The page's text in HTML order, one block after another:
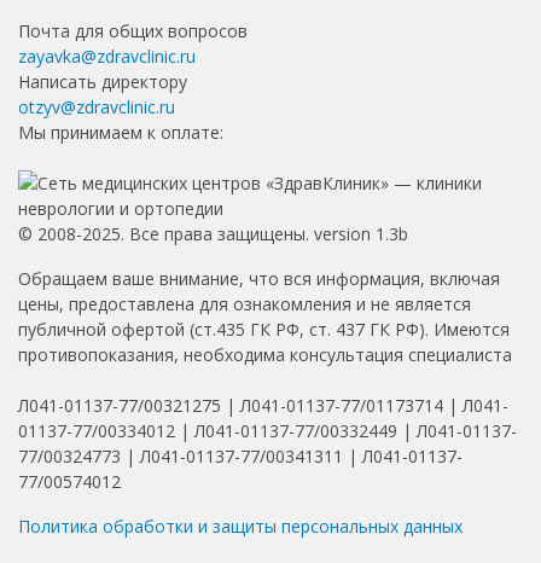
Почта для общих вопросов
zayavka@zdravclinic.ru
Написать директору
otzyv@zdravclinic.ru
Мы принимаем к оплате:
© 2008-2025. Все права защищены. version 1.3b
Обращаем ваше внимание, что вся информация, включая
цены, предоставлена для ознакомления и не является
публичной офертой (ст.435 ГК РФ, ст. 437 ГК РФ). Имеются
противопоказания, необходима консультация специалиста
Л041-01137-77/00321275 | Л041-01137-77/01173714 | Л041-
01137-77/00334012 | Л041-01137-77/00332449 | Л041-01137-
77/00324773 | Л041-01137-77/00341311 | Л041-01137-
77/00574012
Политика обработки и защиты персональных данных